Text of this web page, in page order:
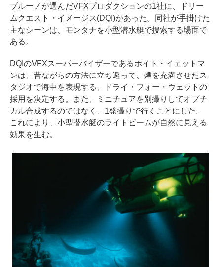
ブルーノが選んだVFXプロダクションの1社に、ドリー
ムクエスト・イメージス(DQI)があった。同社が手掛けた
主なシーンは、モンタナを小型潜水艇で捜索する場面で
ある。
DQIのVFXスーパーバイザーであるホイト・イェットマ
ンは、昔ながらの方法に立ち返って、煙を充満させたス
タジオで海中を表現する、ドライ・フォー・ウェットの
採用を決定する。また、ミニチュアを別撮りしてオプチ
カル合成するのではなく、1発撮りで行くことにした。
これにより、小型潜水艇のライトビームが自然に見える
効果を生む。